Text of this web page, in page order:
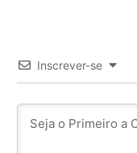
Inscrever-se